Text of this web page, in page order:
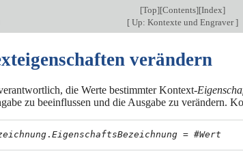
[Top][Contents][Index]
[ Up: Kontexte und Engraver]
verändern
die Werte bestimmter Kontext-
zu beeinflussen und die Ausgabe zu verändern.
.EigenschaftsBezeichnung = #Wert